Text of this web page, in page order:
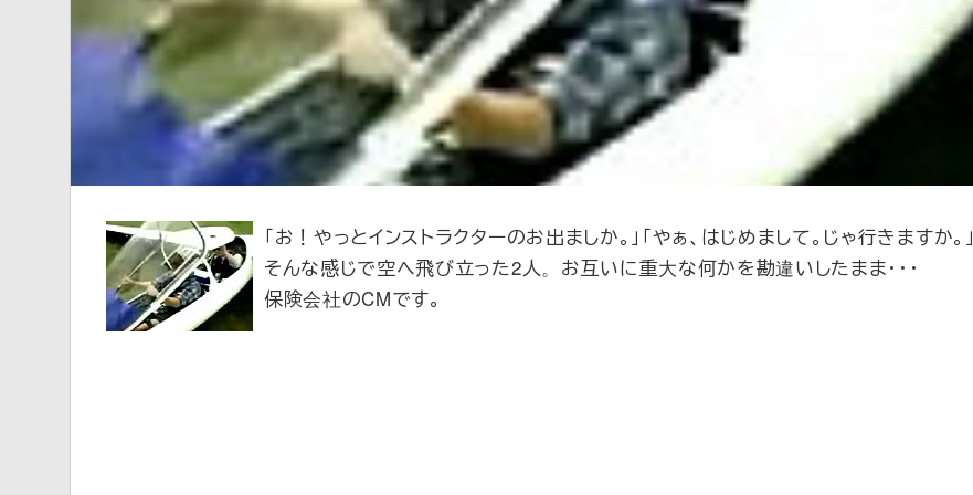
新
「お！やっとインストラクターのお出ましか。」「やぁ、はじめまして。じゃ行きますか。」
そんな感じで空へ飛び立った2人。お互いに重大な何かを勘違いしたまま・・・
保険会社のCMです。